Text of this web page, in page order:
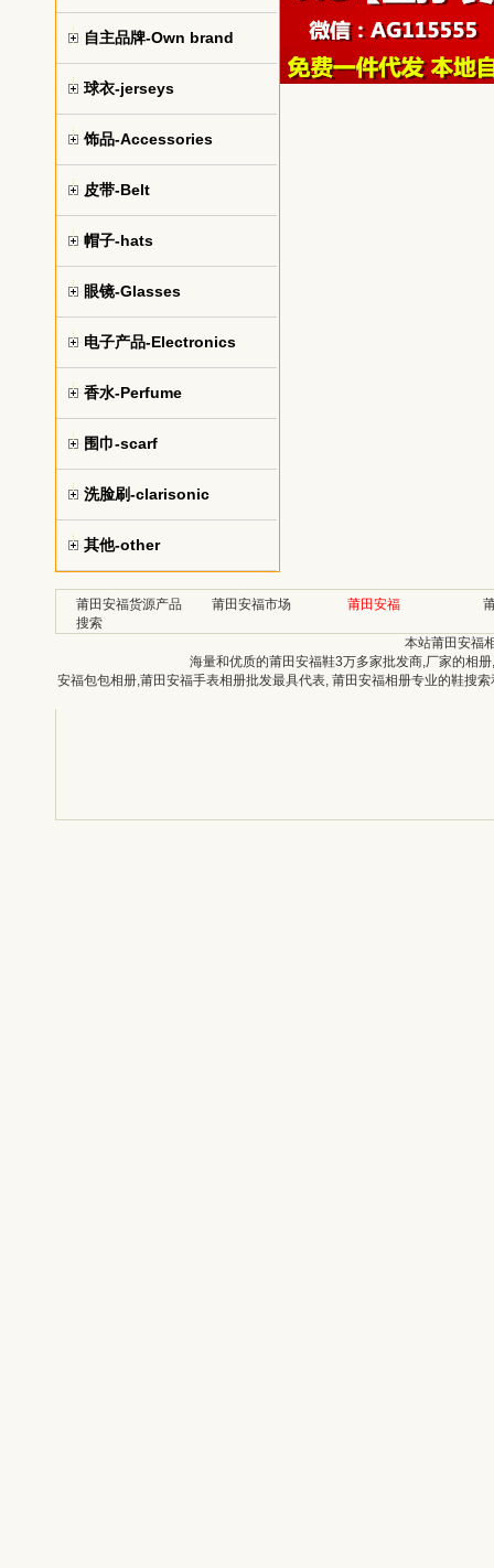
自主品牌-Own brand
球衣-jerseys
饰品-Accessories
皮带-Belt
帽子-hats
眼镜-Glasses
电子产品-Electronics
香水-Perfume
围巾-scarf
洗脸刷-clarisonic
其他-other
莆田安福货源产品
搜索
莆田安福市场 莆田安福
本站莆田安福
海量和优质的莆田安福鞋3万多家批发商,厂家的相
安福包包相册,莆田安福手表相册批发最具代表, 莆田安福相册专业的鞋搜